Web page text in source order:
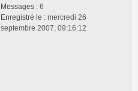
Messages : 6
Enregistré le : mercredi 26
septembre 2007, 09:16:12